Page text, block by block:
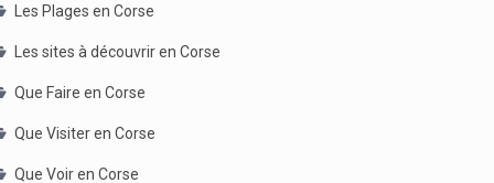
Les Plages en Corse
Les sites à découvrir en Corse
Que Faire en Corse
Que Visiter en Corse
Que Voir en Corse